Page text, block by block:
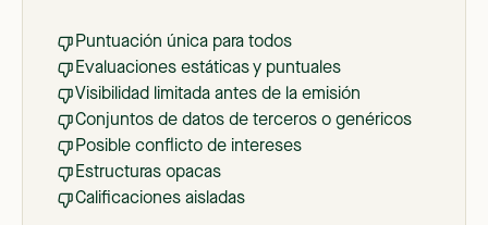
Puntuación única para todos
Evaluaciones estáticas y puntuales
Visibilidad limitada antes de la emisión
Conjuntos de datos de terceros o genéricos
Posible conflicto de intereses
Estructuras opacas
Calificaciones aisladas